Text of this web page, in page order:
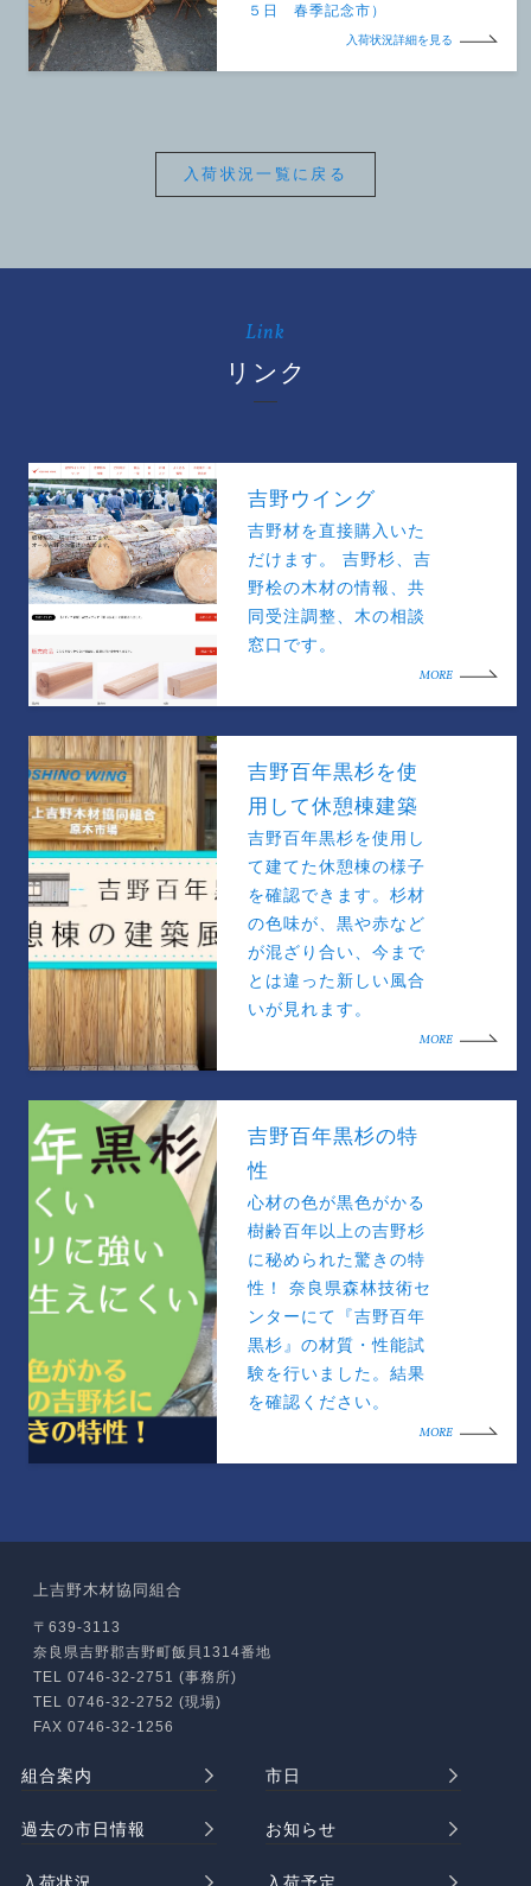
５日 春季記念市）
入荷状況詳細を見る
入荷状況一覧に戻る
Link
リンク
吉野ウイング
吉野材を直接購入いた
だけます。 吉野杉、吉
野桧の木材の情報、共
同受注調整、木の相談
窓口です。
MORE
吉野百年黒杉を使
用して休憩棟建築
吉野百年黒杉を使用し
て建てた休憩棟の様子
を確認できます。杉材
の色味が、黒や赤など
が混ざり合い、今まで
とは違った新しい風合
いが見れます。
MORE
吉野百年黒杉の特
性
心材の色が黒色がかる
樹齢百年以上の吉野杉
に秘められた驚きの特
性！ 奈良県森林技術セ
ンターにて『吉野百年
黒杉』の材質・性能試
験を行いました。結果
を確認ください。
MORE
上吉野木材協同組合
〒639-3113
奈良県吉野郡吉野町飯貝1314番地
TEL 0746-32-2751 (事務所)
TEL 0746-32-2752 (現場)
FAX 0746-32-1256
組合案内 市日
過去の市日情報 お知らせ